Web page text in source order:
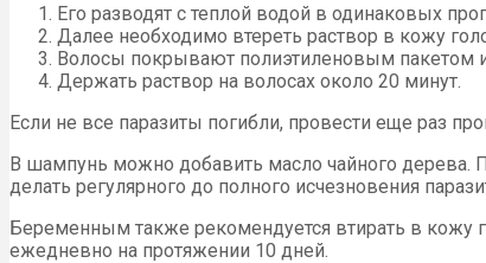
Его разводят с теплой водой в одинаковых
Далее необходимо втереть раствор в кожу
Волосы покрывают полиэтиленовым пакетом
Держать раствор на волосах около 20 минут.
Если не все паразиты погибли, провести еще раз
В шампунь можно добавить масло чайного дерева.
делать регулярного до полного исчезновения
Беременным также рекомендуется втирать в кожу
ежедневно на протяжении 10 дней.